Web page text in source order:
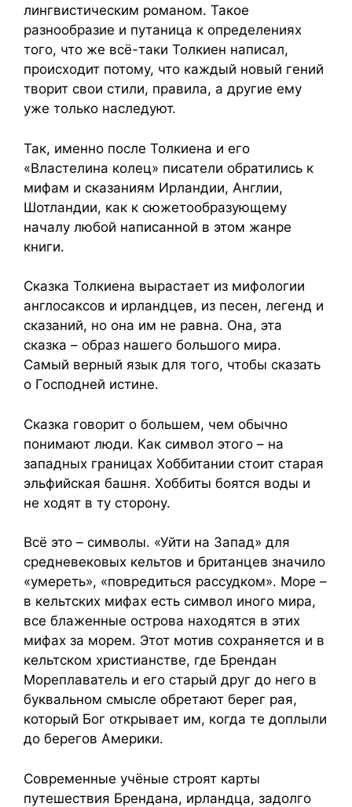
лингвистическим романом. Такое
разнообразие и путаница к определениях
того, что же всё-таки Толкиен написал,
происходит потому, что каждый новый гений
творит свои стили, правила, а другие ему
уже только наследуют.
Так, именно после Толкиена и его
«Властелина колец» писатели обратились к
мифам и сказаниям Ирландии, Англии,
Шотландии, как к сюжетообразующему
началу любой написанной в этом жанре
книги.
Сказка Толкиена вырастает из мифологии
англосаксов и ирландцев, из песен, легенд и
сказаний, но она им не равна. Она, эта
сказка – образ нашего большого мира.
Самый верный язык для того, чтобы сказать
о Господней истине.
Сказка говорит о большем, чем обычно
понимают люди. Как символ этого – на
западных границах Хоббитании стоит старая
эльфийская башня. Хоббиты боятся воды и
не ходят в ту сторону.
Всё это – символы. «Уйти на Запад» для
средневековых кельтов и британцев значило
«умереть», «повредиться рассудком». Море –
в кельтских мифах есть символ иного мира,
все блаженные острова находятся в этих
мифах за морем. Этот мотив сохраняется и в
кельтском христианстве, где Брендан
Мореплаватель и его старый друг до него в
буквальном смысле обретают берег рая,
который Бог открывает им, когда те доплыли
до берегов Америки.
Современные учёные строят карты
путешествия Брендана, ирландца, задолго